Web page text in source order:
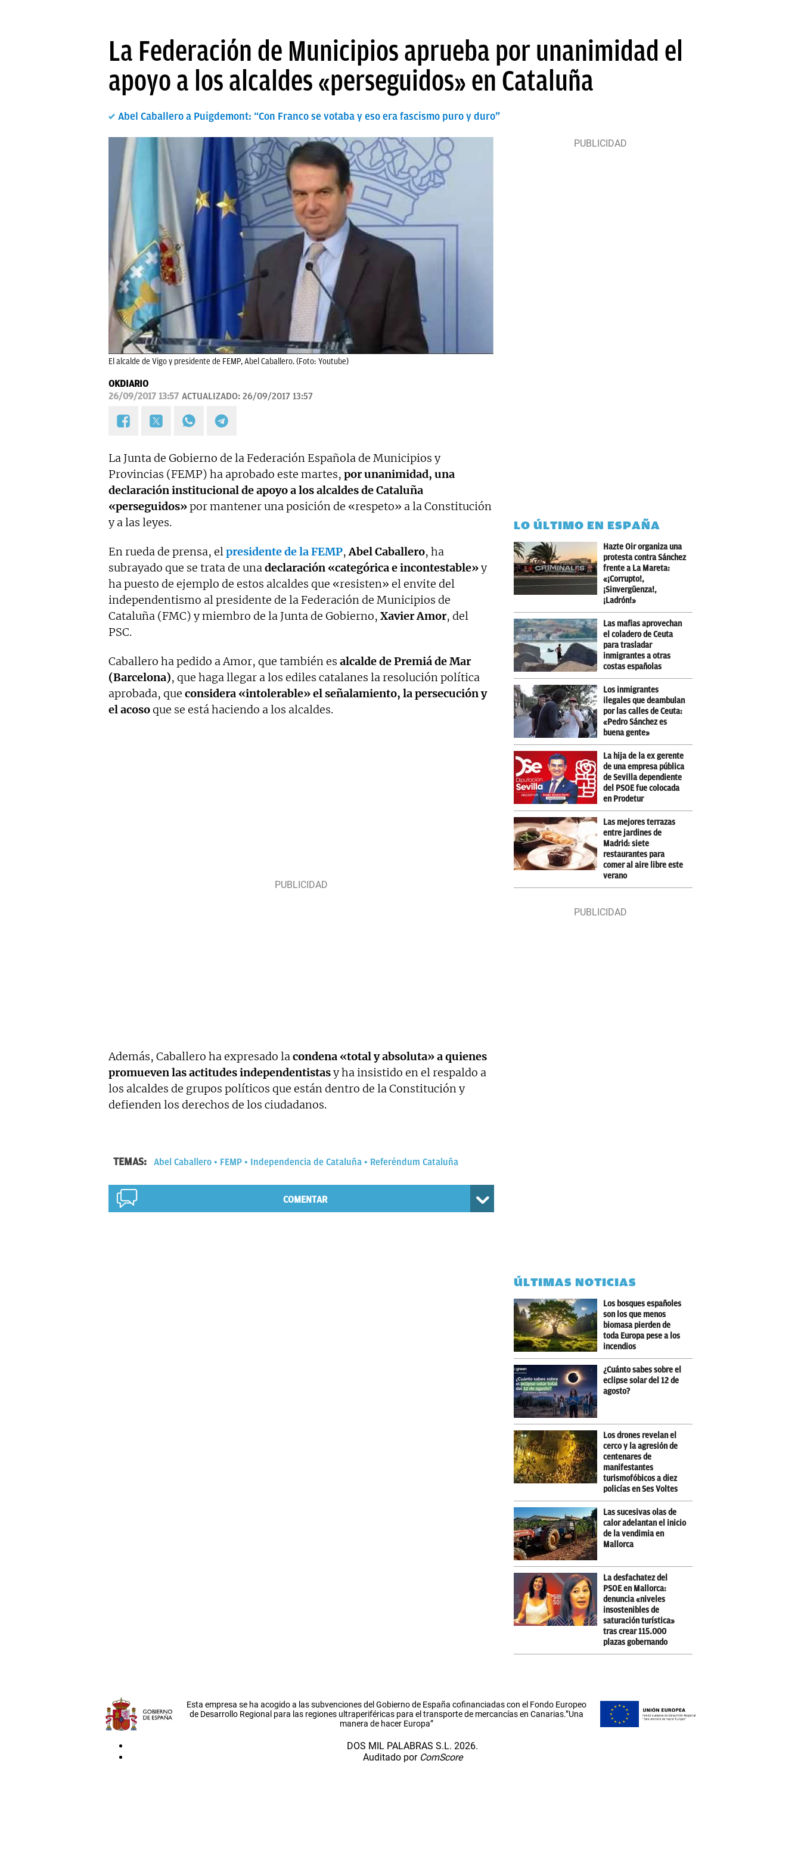
La Federación de Municipios aprueba por unanimidad el
apoyo a los alcaldes «perseguidos» en Cataluña
Abel Caballero a Puigdemont: “Con Franco se votaba y eso era fascismo puro y duro”
El alcalde de Vigo y presidente de FEMP, Abel Caballero. (Foto: Youtube)
OKDIARIO
26/09/2017 13:57 ACTUALIZADO: 26/09/2017 13:57
La Junta de Gobierno de la Federación Española de Municipios y
Provincias (FEMP) ha aprobado este martes, por unanimidad, una
declaración institucional de apoyo a los alcaldes de Cataluña
«perseguidos»por mantener una posición de «respeto» a la Constitución
y a las leyes.
En rueda de prensa, elpresidente de la FEMP,Abel Caballero, ha
subrayado que se trata de unadeclaración «categórica e incontestable»y
ha puesto de ejemplo de estos alcaldes que «resisten» el envite del
independentismo al presidente de la Federación de Municipios de
Cataluña (FMC) y miembro de la Junta de Gobierno, Xavier Amor, del
PSC.
Caballero ha pedido a Amor, que también es alcalde de Premiá de Mar
(Barcelona), que haga llegar a los ediles catalanes la resolución política
aprobada, que considera «intolerable» el señalamiento, la persecución y
el acosoque se está haciendo a los alcaldes.
Además, Caballero ha expresado lacondena «total y absoluta» a quienes
promueven las actitudes independentistasy ha insistido en el respaldo a
los alcaldes de grupos políticos que están dentro de la Constitución y
defienden los derechos de los ciudadanos.
TEMAS: Abel Caballero FEMP Independencia de Cataluña Referéndum Cataluña
COMENTAR
LO ÚLTIMO EN ESPAÑA
Hazte Oir organiza una
protesta contra Sánchez
frente a La Mareta:
«¡Corrupto!,
¡Sinvergüenza!,
¡Ladrón!»
Las mafias aprovechan
el coladero de Ceuta
para trasladar
inmigrantes a otras
costas españolas
Los inmigrantes
ilegales que deambulan
por las calles de Ceuta:
«Pedro Sánchez es
buena gente»
La hija de la ex gerente
de una empresa pública
de Sevilla dependiente
del PSOE fue colocada
en Prodetur
Las mejores terrazas
entre jardines de
Madrid: siete
restaurantes para
comer al aire libre este
verano
ÚLTIMAS NOTICIAS
Los bosques españoles
son los que menos
biomasa pierden de
toda Europa pese a los
incendios
¿Cuánto sabes sobre el
eclipse solar del 12 de
agosto?
Los drones revelan el
cerco y la agresión de
centenares de
manifestantes
turismofóbicos a diez
policías en Ses Voltes
Las sucesivas olas de
calor adelantan el inicio
de la vendimia en
Mallorca
La desfachatez del
PSOE en Mallorca:
denuncia «niveles
insostenibles de
saturación turística»
tras crear 115.000
plazas gobernando
Esta empresa se ha acogido a las subvenciones del Gobierno de España cofinanciadas con el Fondo Europeo
de Desarrollo Regional para las regiones ultraperiféricas para el transporte de mercancías en Canarias.”Una
manera de hacer Europa”
DOS MIL PALABRAS S.L. 2026.
Auditado por ComScore